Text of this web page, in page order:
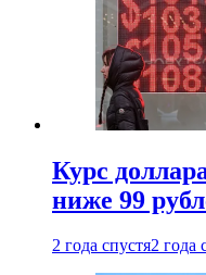
Курс
ниже 99
2 года спустя2 года